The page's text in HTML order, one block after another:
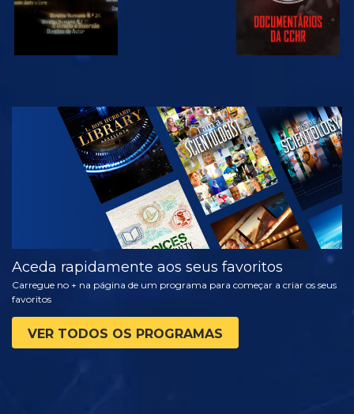
VER
EXPLORAR A
SÉRIE
Aceda rapidamente aos seus favoritos
Carregue no + na página de um programa para começar a criar os seus
favoritos
VER TODOS OS PROGRAMAS